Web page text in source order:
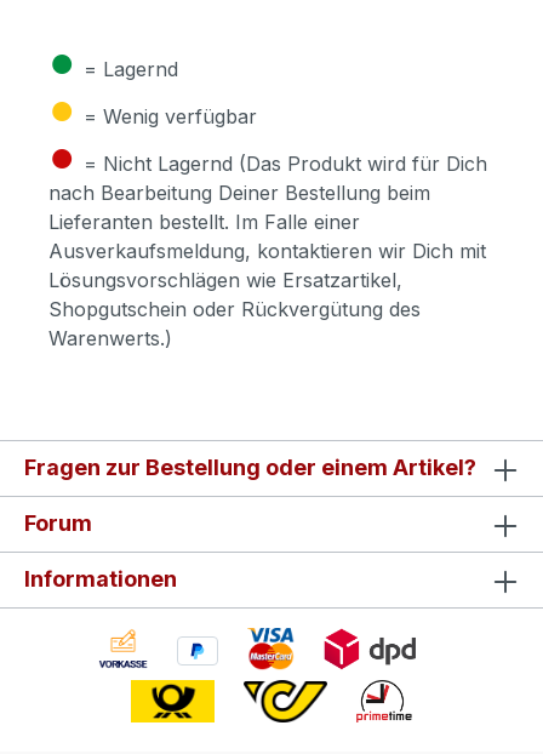
● = Lagernd
● = Wenig verfügbar
● = Nicht Lagernd (Das Produkt wird für Dich
nach Bearbeitung Deiner Bestellung beim
Lieferanten bestellt. Im Falle einer
Ausverkaufsmeldung, kontaktieren wir Dich mit
Lösungsvorschlägen wie Ersatzartikel,
Shopgutschein oder Rückvergütung des
Warenwerts.)
Fragen zur Bestellung oder einem Artikel?
Forum
Informationen